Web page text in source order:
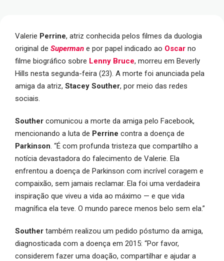
Valerie Perrine, atriz conhecida pelos filmes da duologia
original de Superman e por papel indicado ao Oscar no
filme biográfico sobre Lenny Bruce, morreu em Beverly
Hills nesta segunda-feira (23). A morte foi anunciada pela
amiga da atriz, Stacey Souther, por meio das redes
sociais.
Souther comunicou a morte da amiga pelo Facebook,
mencionando a luta de Perrine contra a doença de
Parkinson. “É com profunda tristeza que compartilho a
notícia devastadora do falecimento de Valerie. Ela
enfrentou a doença de Parkinson com incrível coragem e
compaixão, sem jamais reclamar. Ela foi uma verdadeira
inspiração que viveu a vida ao máximo — e que vida
magnífica ela teve. O mundo parece menos belo sem ela.”
Souther também realizou um pedido póstumo da amiga,
diagnosticada com a doença em 2015: “Por favor,
considerem fazer uma doação, compartilhar e ajudar a